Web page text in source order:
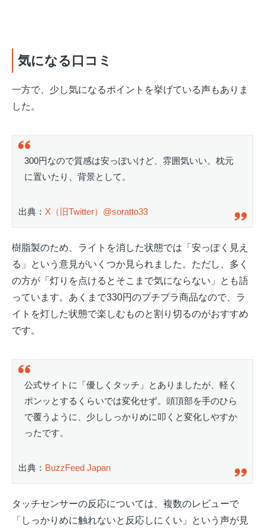
気になる口コミ
一方で、少し気になるポイントを挙げている声もありま
した。
300円なので質感は安っぽいけど、雰囲気いい。枕元
に置いたり、背景として。
出典： X（旧Twitter）@soratto33
樹脂製のため、ライトを消した状態では「安っぽく見え
る」という意見がいくつか見られました。ただし、多く
の方が「灯りを点けるとそこまで気にならない」とも語
っています。あくまで330円のプチプラ商品なので、ラ
イトを灯した状態で楽しむものと割り切るのがおすすめ
です。
公式サイトに「優しくタッチ」とありましたが、軽く
ポンッとするくらいでは変化せず。頭頂部を手のひら
で覆うように、少ししっかりめに叩くと変化しやすか
ったです。
出典： BuzzFeed Japan
タッチセンサーの反応については、複数のレビューで
「しっかりめに触れないと反応しにくい」という声が見